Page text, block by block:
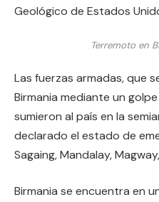
Geológico de Estados
Terremoto en
Las fuerzas armadas, que
Birmania mediante un
sumieron al país en la
declarado el estado de
Sagaing, Mandalay,
Birmania se encuentra en